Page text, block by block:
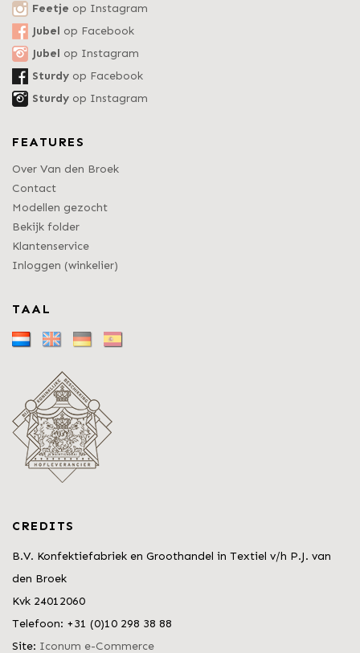
Feetje op Instagram
Jubel op Facebook
Jubel op Instagram
Sturdy op Facebook
Sturdy op Instagram
FEATURES
Over Van den Broek
Contact
Modellen gezocht
Bekijk folder
Klantenservice
Inloggen (winkelier)
TAAL
CREDITS
B.V. Konfektiefabriek en Groothandel in Textiel v/h P.J. van
den Broek
Kvk 24012060
Telefoon: +31 (0)10 298 38 88
Site: Iconum e-Commerce